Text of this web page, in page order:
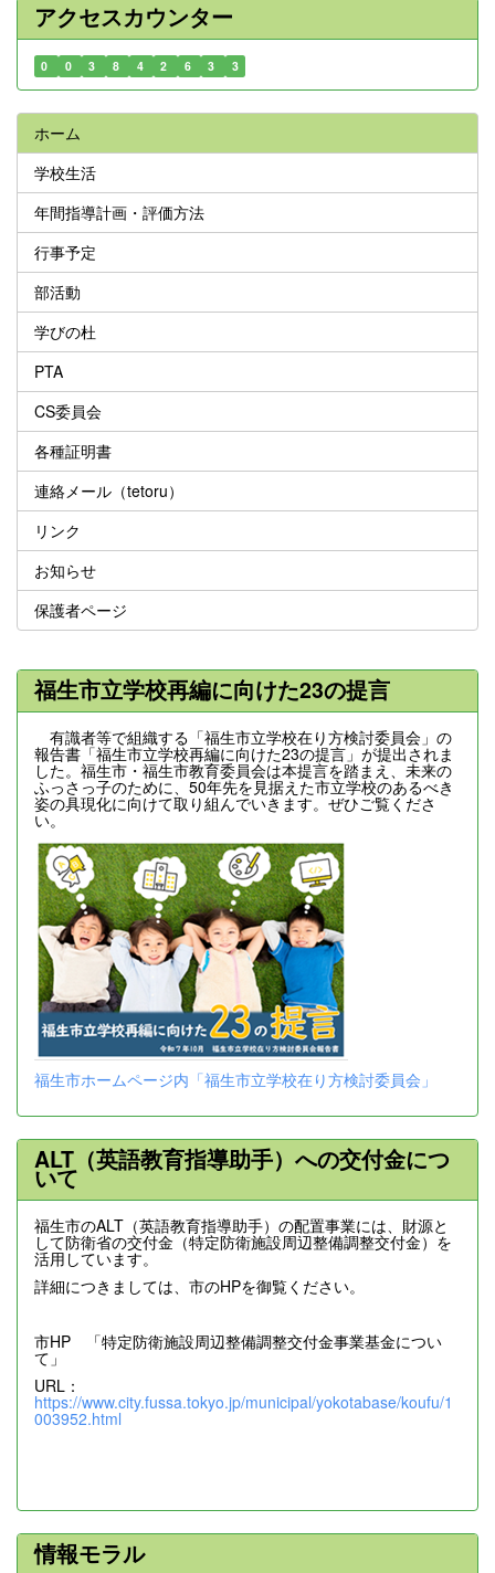
アクセスカウンター
0 0 3 8 4 2 6 3 3
ホーム
学校生活
年間指導計画・評価方法
行事予定
部活動
学びの杜
PTA
CS委員会
各種証明書
連絡メール（tetoru）
リンク
お知らせ
保護者ページ
福生市立学校再編に向けた23の提言
有識者等で組織する「福生市立学校在り方検討委員会」の
報告書「福生市立学校再編に向けた23の提言」が提出されま
した。福生市・福生市教育委員会は本提言を踏まえ、未来の
ふっさっ子のために、50年先を見据えた市立学校のあるべき
姿の具現化に向けて取り組んでいきます。ぜひご覧くださ
い。
福生市ホームページ内「福生市立学校在り方検討委員会」
ALT（英語教育指導助手）への交付金につ
いて
福生市のALT（英語教育指導助手）の配置事業には、財源と
して防衛省の交付金（特定防衛施設周辺整備調整交付金）を
活用しています。
詳細につきましては、市のHPを御覧ください。
市HP 「特定防衛施設周辺整備調整交付金事業基金につい
て」
URL：
https://www.city.fussa.tokyo.jp/municipal/yokotabase/koufu/1
003952.html
情報モラル